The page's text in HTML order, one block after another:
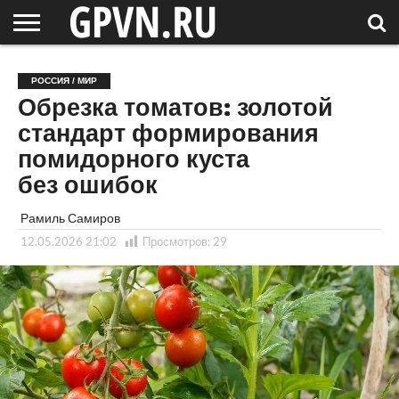
ОБЛАСТЬ
НОВОСТИ
СОСЕДЕЙ
РОССИЯ
/ МИР
СПЕЦПРОЕКТЫ
БЛОГ
СТАТЬИ
ФОТОРЕПОРТАЖИ
ИНТЕРВЬЮ
ОБЪЕКТЫ
ПОДБОРКИ
РОССИЯ / МИР
Обрезка томатов: золотой
стандарт формирования
помидорного куста
без ошибок
Рамиль Самиров
12.05.2026 21:02 Просмотров: 29